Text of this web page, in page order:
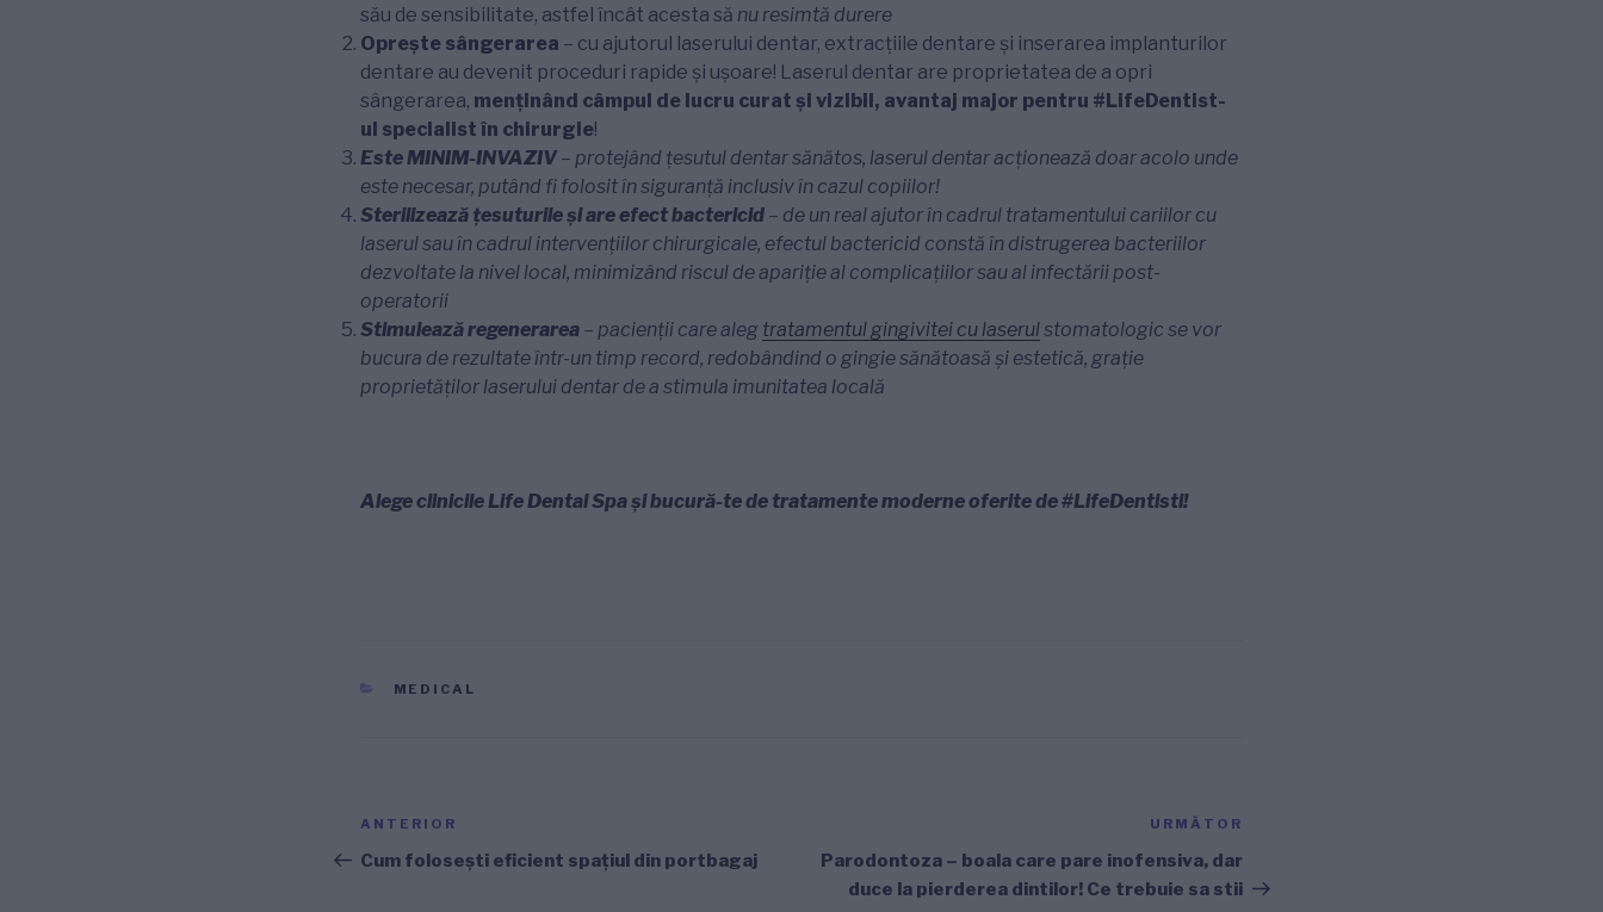
său de sensibilitate, astfel încât acesta să nu resimtă durere
Oprește sângerarea – cu ajutorul laserului dentar, extracțiile dentare și inserarea implanturilor
dentare au devenit proceduri rapide și ușoare! Laserul dentar are proprietatea de a opri
sângerarea, menținând câmpul de lucru curat și vizibil, avantaj major pentru #LifeDentist-
ul specialist în chirurgie!
Este MINIM-INVAZIV – protejând țesutul dentar sănătos, laserul dentar acționează doar acolo unde
este necesar, putând fi folosit în siguranță inclusiv în cazul copiilor!
Sterilizează țesuturile și are efect bactericid – de un real ajutor în cadrul tratamentului cariilor cu
laserul sau în cadrul intervențiilor chirurgicale, efectul bactericid constă în distrugerea bacteriilor
dezvoltate la nivel local, minimizând riscul de apariție al complicațiilor sau al infectării post-
operatorii
Stimulează regenerarea – pacienții care aleg tratamentul gingivitei cu laserulstomatologic se vor
bucura de rezultate într-un timp record, redobândind o gingie sănătoasă și estetică, grație
proprietăților laserului dentar de a stimula imunitatea locală
Alege clinicile Life Dental Spa și bucură-te de tratamente moderne oferite de #LifeDentisti!
CATEGORII
MEDICAL
Navigare
în
Articolul
anterior
ANTERIOR
Cum foloseşti eficient spaţiul din portbagaj
următor
URMĂTOR
Parodontoza – boala care pare inofensiva, dar
duce la pierderea dintilor! Ce trebuie sa stii